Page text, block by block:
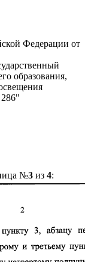
Федерации от
образования,
№3из 4: